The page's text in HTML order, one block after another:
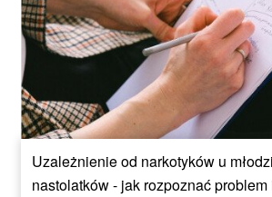
Uzależnienie od narkotyków u
nastolatków - jak rozpoznać